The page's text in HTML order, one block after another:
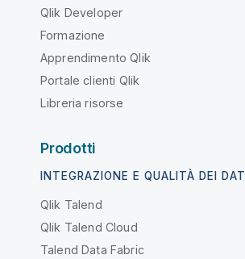
Qlik Developer
Formazione
Apprendimento Qlik
Portale clienti Qlik
Libreria risorse
Prodotti
INTEGRAZIONE E QUALITÀ DEI DATI
Qlik Talend
Qlik Talend Cloud
Talend Data Fabric